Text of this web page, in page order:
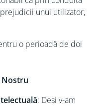
unui utilizator,
o perioadă de doi
Nostru
: Deși v-am